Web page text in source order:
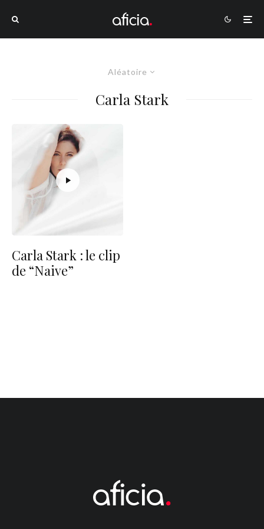
Aléatoire
Carla Stark
Carla Stark : le clip
de “Naive”